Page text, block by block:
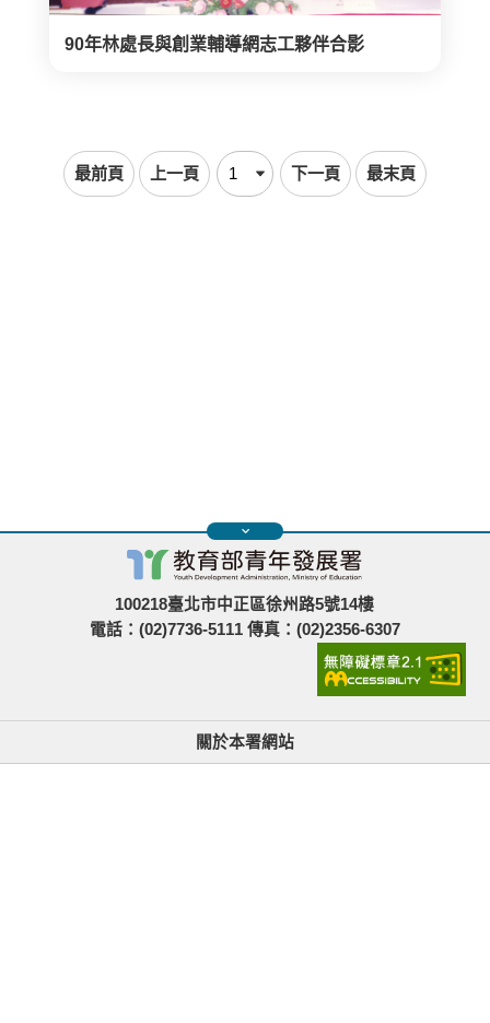
90年林處長與創業輔導網志工夥伴合影
最前頁 上一頁 下一頁 最末頁
100218臺北市中正區徐州路5號14樓
電話：(02)7736-5111 傳真：(02)2356-6307
關於本署網站